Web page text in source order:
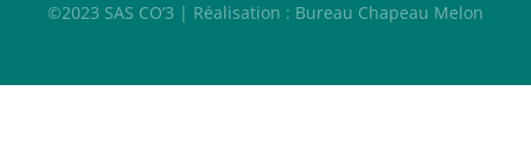
©2023 SAS CO’3 | Réalisation : Bureau Chapeau Melon